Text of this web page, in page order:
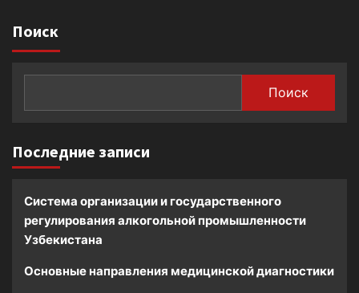
Поиск
Поиск
Последние записи
Система организации и государственного
регулирования алкогольной промышленности
Узбекистана
Основные направления медицинской диагностики